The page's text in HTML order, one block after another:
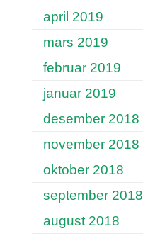
april 2019
mars 2019
februar 2019
januar 2019
desember 2018
november 2018
oktober 2018
september 2018
august 2018